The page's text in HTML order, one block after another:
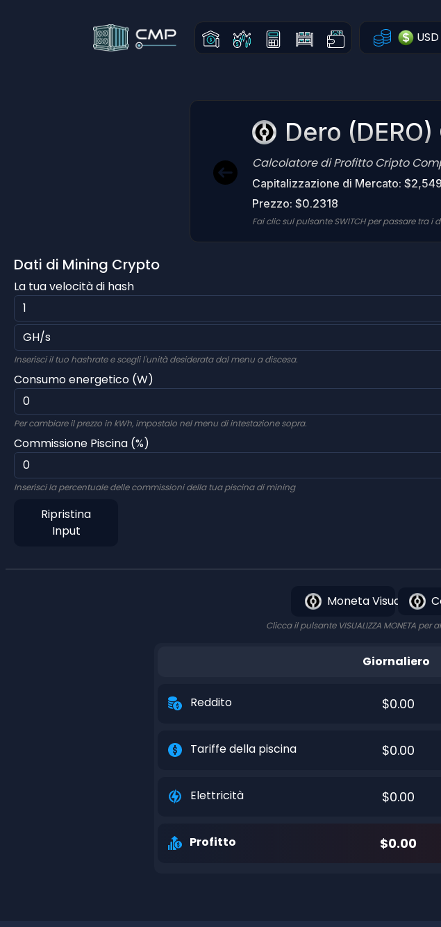
USD
Dero
Calcolatore di Profitto Cripto
Capitalizzazione di Mercato:
Prezzo: $0.2318
Fai clic sul pulsante SWITCH per passare tra
Dati di Mining Crypto
La tua velocità di hash
Inserisci il tuo hashrate e scegli l'unità desiderata dal menu a discesa.
Consumo energetico (W)
Per cambiare il prezzo in kWh, impostalo nel menu di intestazione sopra.
Commissione Piscina (%)
Inserisci la percentuale delle commissioni della tua piscina di mining
Ripristina
Input
Moneta Visualizza
Clicca il pulsante VISUALIZZA MONETA
Giornaliero
Reddito $0.00
Tariffe della piscina $0.00
Elettricità $0.00
Profitto $0.00